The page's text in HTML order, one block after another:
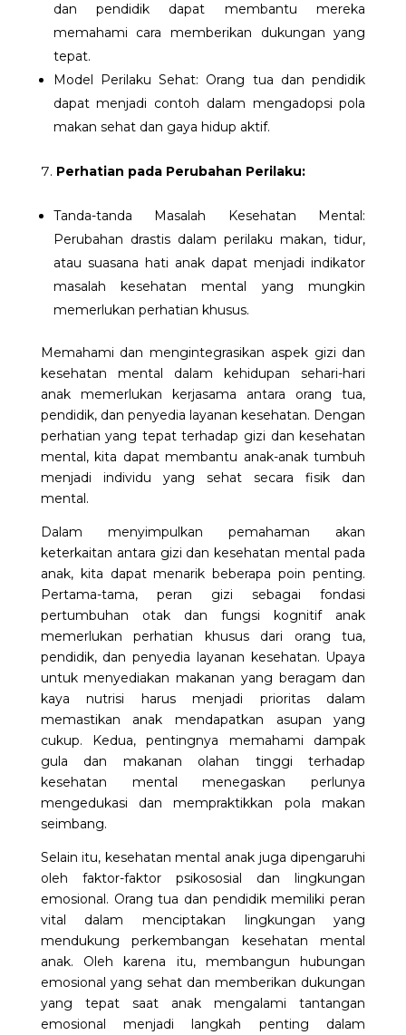
dan pendidik dapat membantu mereka
memahami cara memberikan dukungan yang
tepat.
Model Perilaku Sehat: Orang tua dan pendidik
dapat menjadi contoh dalam mengadopsi pola
makan sehat dan gaya hidup aktif.
Perhatian pada Perubahan Perilaku:
Tanda-tanda Masalah Kesehatan Mental:
Perubahan drastis dalam perilaku makan, tidur,
atau suasana hati anak dapat menjadi indikator
masalah kesehatan mental yang mungkin
memerlukan perhatian khusus.
Memahami dan mengintegrasikan aspek gizi dan
kesehatan mental dalam kehidupan sehari-hari
anakmemerlukan kerjasama antara orang tua,
pendidik, dan penyedia layanan kesehatan. Dengan
perhatian yang tepat terhadap gizi dan kesehatan
mental, kita dapat membantu anak-anak tumbuh
menjadi individu yang sehat secara fisik dan
mental.
Dalam menyimpulkan pemahaman akan
keterkaitan antara gizi dan kesehatan mental pada
anak, kita dapat menarik beberapa poin penting.
Pertama-tama, peran gizi sebagai fondasi
pertumbuhan otak dan fungsi kognitif anak
memerlukan perhatian khusus dari orang tua,
pendidik, dan penyedia layanan kesehatan. Upaya
untuk menyediakan makanan yang beragam dan
kaya nutrisi harus menjadi prioritas dalam
memastikan anak mendapatkan asupan yang
cukup. Kedua, pentingnya memahami dampak
gula dan makanan olahan tinggi terhadap
kesehatan mental menegaskan perlunya
mengedukasi dan mempraktikkan pola makan
seimbang.
Selain itu, kesehatan mental anak juga dipengaruhi
oleh faktor-faktor psikososial dan lingkungan
emosional. Orang tua dan pendidik memiliki peran
vital dalam menciptakan lingkungan yang
mendukung perkembangan kesehatan mental
anak. Oleh karena itu, membangun hubungan
emosional yang sehat dan memberikan dukungan
yang tepat saat anak mengalami tantangan
emosional menjadi langkah penting dalam